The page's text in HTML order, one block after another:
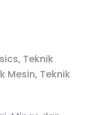
Teknik
Mesin, Teknik